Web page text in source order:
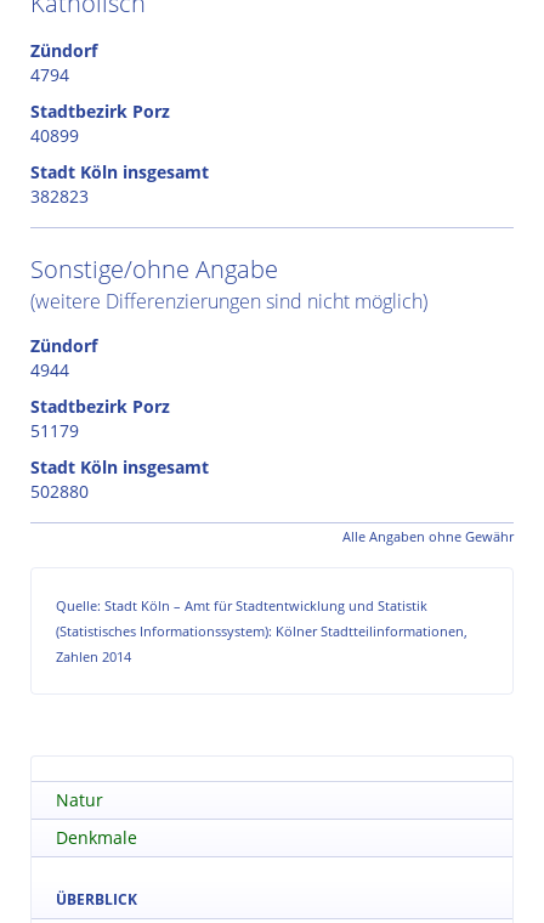
Zündorf
4794
Stadtbezirk Porz
40899
Stadt Köln insgesamt
382823
Sonstige/ohne Angabe
(weitere Differenzierungen sind nicht möglich)
Zündorf
4944
Stadtbezirk Porz
51179
Stadt Köln insgesamt
502880
Alle Angaben ohne Gewähr
Quelle: Stadt Köln – Amt für Stadtentwicklung und Statistik
(Statistisches Informationssystem): Kölner Stadtteilinformationen,
Zahlen 2014
Natur
Denkmale
ÜBERBLICK